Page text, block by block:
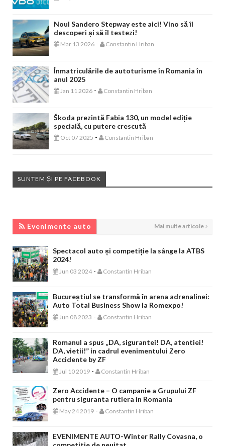
Noul Sandero Stepway este aici! Vino să îl
descoperi și să îl testezi!
Mar 13 2026 - Constantin Hriban
Înmatriculările de autoturisme în Romania în
anul 2025
Jan 11 2026 - Constantin Hriban
Škoda prezintă Fabia 130, un model ediție
specială, cu putere crescută
Oct 07 2025 - Constantin Hriban
SUNTEM ȘI PE FACEBOOK
Evenimente auto Mai multe articole
Spectacol auto și competiție la sânge la ATBS
2024!
Jun 03 2024 - Constantin Hriban
Bucureștiul se transformă în arena adrenalinei:
Auto Total Business Show la Romexpo!
Jun 08 2023 - Constantin Hriban
Romanul a spus „DA, sigurantei! DA, atentiei!
DA, vietii!” in cadrul evenimentului Zero
Accidente by ZF
Jul 10 2019 - Constantin Hriban
Zero Accidente – O campanie a Grupului ZF
pentru siguranta rutiera in Romania
May 24 2019 - Constantin Hriban
EVENIMENTE AUTO-Winter Rally Covasna, o